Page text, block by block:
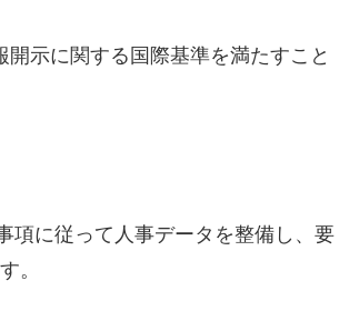
示に関する国際基準を満たすこと
項に従って人事データを整備し、要
。